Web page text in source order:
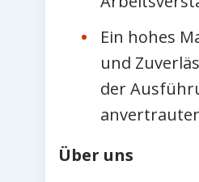
Ein hohes
und
der
Über uns